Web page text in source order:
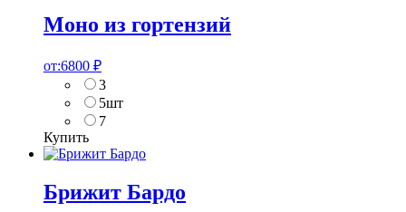
Моно из гортензий
от:6800 ₽
3
5шт
7
Купить
Брижит Бардо